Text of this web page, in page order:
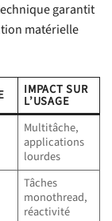
garantit
matérielle
IMPACT SUR
L’USAGE
Multitâche,
applications
lourdes
Tâches
monothread,
réactivité